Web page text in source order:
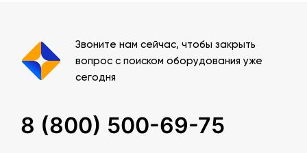
Звоните нам сейчас, чтобы закрыть
вопрос с поиском оборудования уже
сегодня
8 (800) 500-69-75